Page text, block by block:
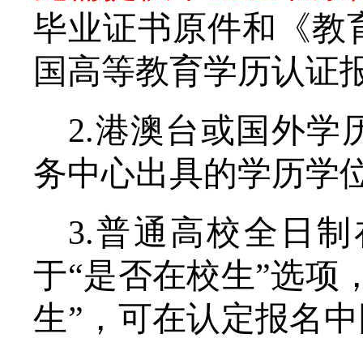
毕业证书原件和《教
国高等教育学历认证
2.港澳台或国外学
务中心出具的学历学
3.普通高校全日
于“是否在校生”选项
生”，可在认定报名